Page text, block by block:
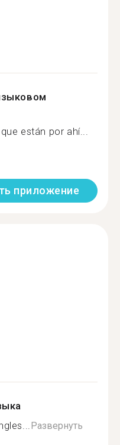
están por ahí...
приложение
Развернуть